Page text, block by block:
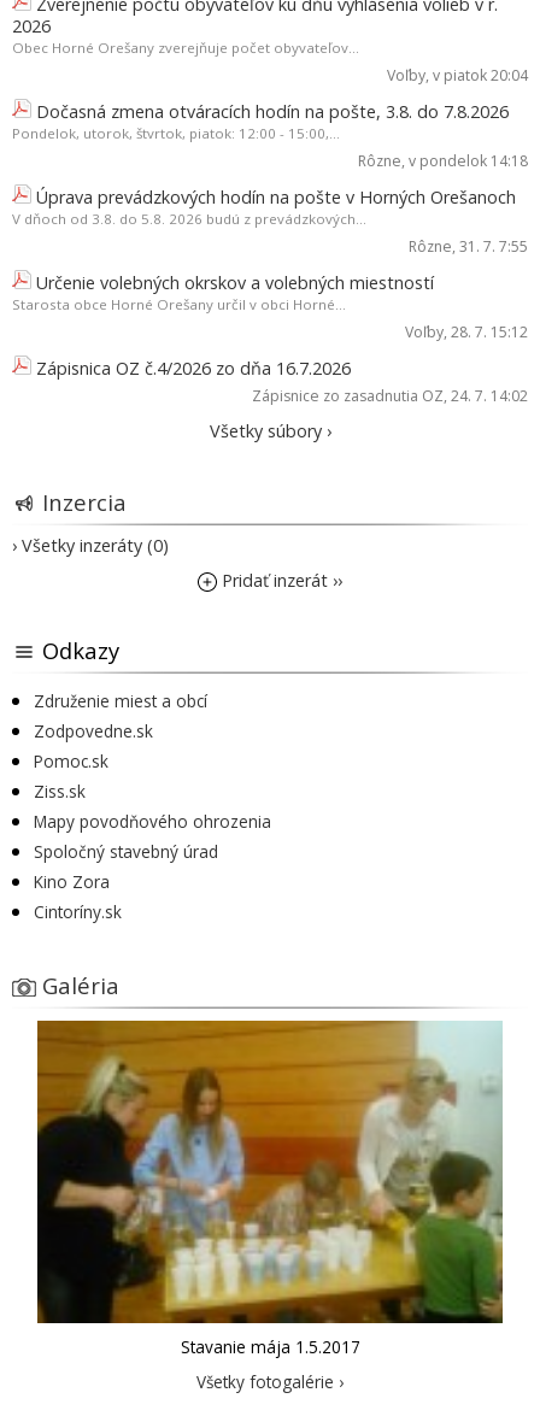
Zverejnenie počtu obyvateľov ku dňu vyhlásenia volieb v r.
2026
Obec Horné Orešany zverejňuje počet obyvateľov...
Voľby, v piatok 20:04
Dočasná zmena otváracích hodín na pošte, 3.8. do 7.8.2026
Pondelok, utorok, štvrtok, piatok: 12:00 - 15:00,...
Rôzne, v pondelok 14:18
Úprava prevádzkových hodín na pošte v Horných Orešanoch
V dňoch od 3.8. do 5.8. 2026 budú z prevádzkových...
Rôzne, 31. 7. 7:55
Určenie volebných okrskov a volebných miestností
Starosta obce Horné Orešany určil v obci Horné...
Voľby, 28. 7. 15:12
Zápisnica OZ č.4/2026 zo dňa 16.7.2026
Zápisnice zo zasadnutia OZ, 24. 7. 14:02
Všetky súbory ›
Inzercia
› Všetky inzeráty (0)
Pridať inzerát ››
Odkazy
Združenie miest a obcí
Zodpovedne.sk
Pomoc.sk
Ziss.sk
Mapy povodňového ohrozenia
Spoločný stavebný úrad
Kino Zora
Cintoríny.sk
Galéria
Stavanie mája 1.5.2017
Všetky fotogalérie ›